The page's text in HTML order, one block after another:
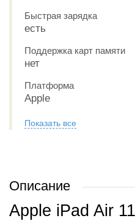
Быстрая зарядка
есть
Поддержка карт памяти
нет
Платформа
Apple
Показать все
Описание
Apple iPad Air